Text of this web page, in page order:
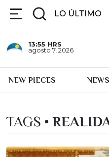
LO ÚLTIMO
13:55 HRS
agosto 7, 2026
NEW PIECES NEWS
TAGS •